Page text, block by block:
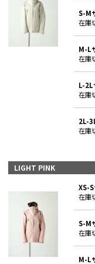
S-M
在庫
M-L
在庫
L-2L
在庫
2L-
在庫
LIGHT PINK
XS-
在庫
S-M
在庫
M-L